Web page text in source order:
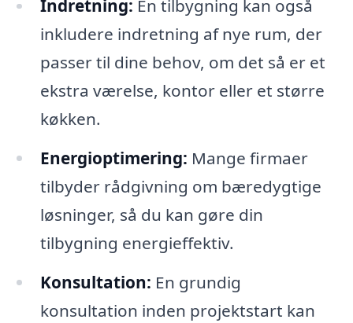
Indretning: En tilbygning kan også
inkludere indretning af nye rum, der
passer til dine behov, om det så er et
ekstra værelse, kontor eller et større
køkken.
Energioptimering: Mange firmaer
tilbyder rådgivning om bæredygtige
løsninger, så du kan gøre din
tilbygning energieffektiv.
Konsultation: En grundig
konsultation inden projektstart kan